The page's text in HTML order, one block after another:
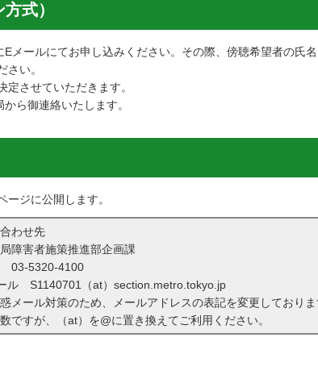
式）
メールにてお申し込みください。その際、傍聴希望者の氏
さい。
させていただきます。
ら御連絡いたします。
ジに公開します。
わせ先
障害者施策推進部企画課
03-5320-4100
ル S1140701（at）section.metro.tokyo.jp
メール対策のため、メールアドレスの表記を変更しておりま
ですが、（at）を@に置き換えてご利用ください。